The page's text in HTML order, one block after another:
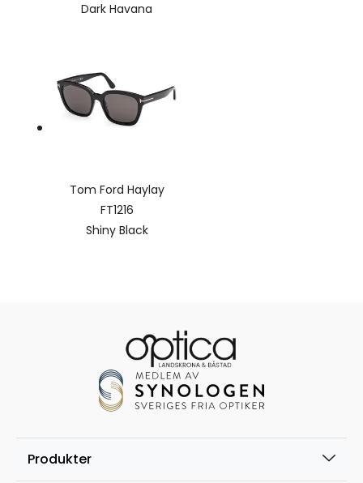
Dark Havana
Tom Ford Haylay
FT1216
Shiny Black
Produkter